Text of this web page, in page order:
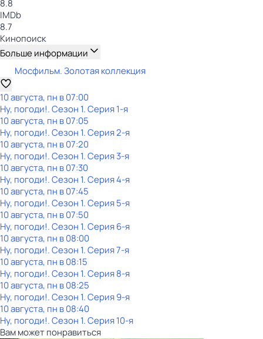
8.8
IMDb
8.7
Кинопоиск
Больше информации
Мосфильм. Золотая коллекция
10 августа, пн в 07:00
Ну, погоди!. Сезон 1. Серия 1-я
10 августа, пн в 07:05
Ну, погоди!. Сезон 1. Серия 2-я
10 августа, пн в 07:20
Ну, погоди!. Сезон 1. Серия 3-я
10 августа, пн в 07:30
Ну, погоди!. Сезон 1. Серия 4-я
10 августа, пн в 07:45
Ну, погоди!. Сезон 1. Серия 5-я
10 августа, пн в 07:50
Ну, погоди!. Сезон 1. Серия 6-я
10 августа, пн в 08:00
Ну, погоди!. Сезон 1. Серия 7-я
10 августа, пн в 08:15
Ну, погоди!. Сезон 1. Серия 8-я
10 августа, пн в 08:25
Ну, погоди!. Сезон 1. Серия 9-я
10 августа, пн в 08:40
Ну, погоди!. Сезон 1. Серия 10-я
Вам может понравиться